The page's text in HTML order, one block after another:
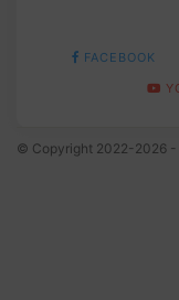
FACEBOOK
© Copyright 2022-2026 -